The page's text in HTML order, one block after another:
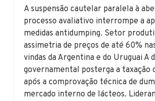
A suspensão cautelar paralela à
processo avaliativo interrompe a
medidas antidumping. Setor
assimetria de preços de até 60%
vindas da Argentina e do Uruguai A
governamental posterga a taxação
após a comprovação técnica de
mercado interno de lácteos.